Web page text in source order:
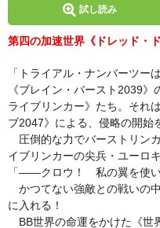
試し読み
第四の加速世界《ドレッド・
「トライアル・ナンバーツー
《ブレイン・バースト2039
ライブリンカー》たち。それ
ブ2047》による、侵略の開始
圧倒的な力でバーストリン
イブリンカーの尖兵・ユーロキ
「――クロウ！ 私の翼を使い
かつてない強敵との戦いの
に入れる！
BB世界の命運をかけた《